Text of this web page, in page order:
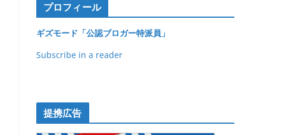
プロフィール
ギズモード「公認ブロガー特派員」
Subscribe in a reader
提携広告